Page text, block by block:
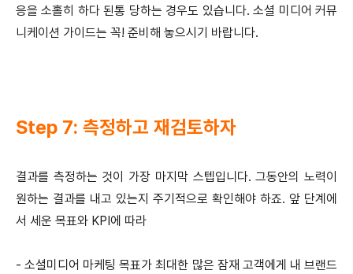
응을 소홀히 하다 된통 당하는 경우도 있습니다. 소셜 미디어 커뮤
니케이션 가이드는 꼭! 준비해 놓으시기 바랍니다.
Step 7: 측정하고 재검토하자
결과를 측정하는 것이 가장 마지막 스텝입니다. 그동안의 노력이
원하는 결과를 내고 있는지 주기적으로 확인해야 하죠. 앞 단계에
서 세운 목표와 KPI에 따라
- 소셜미디어 마케팅 목표가 최대한 많은 잠재 고객에게 내 브랜드